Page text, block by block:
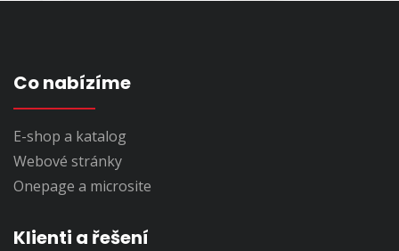
Co nabízíme
E-shop a katalog
Webové stránky
Onepage a microsite
Klienti a řešení